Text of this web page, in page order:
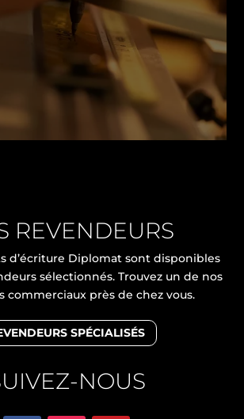
REVENDEURS
d’écriture Diplomat sont disponibles
sélectionnés. Trouvez un de nos
commerciaux près de chez vous.
SPÉCIALISÉS
NOUS